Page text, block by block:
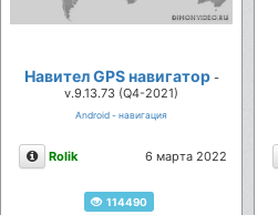
Навител GPS навигатор-
v.9.13.73 (Q4-2021)
Android - навигация
Описание
Rolik 6 марта 2022
114490